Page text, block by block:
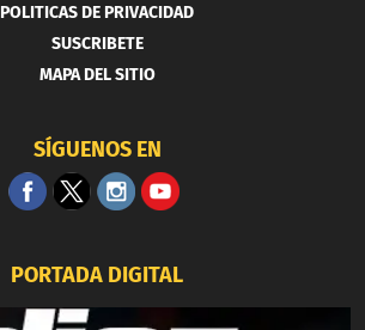
POLITICAS DE PRIVACIDAD
SUSCRIBETE
MAPA DEL SITIO
SÍGUENOS EN
PORTADA DIGITAL